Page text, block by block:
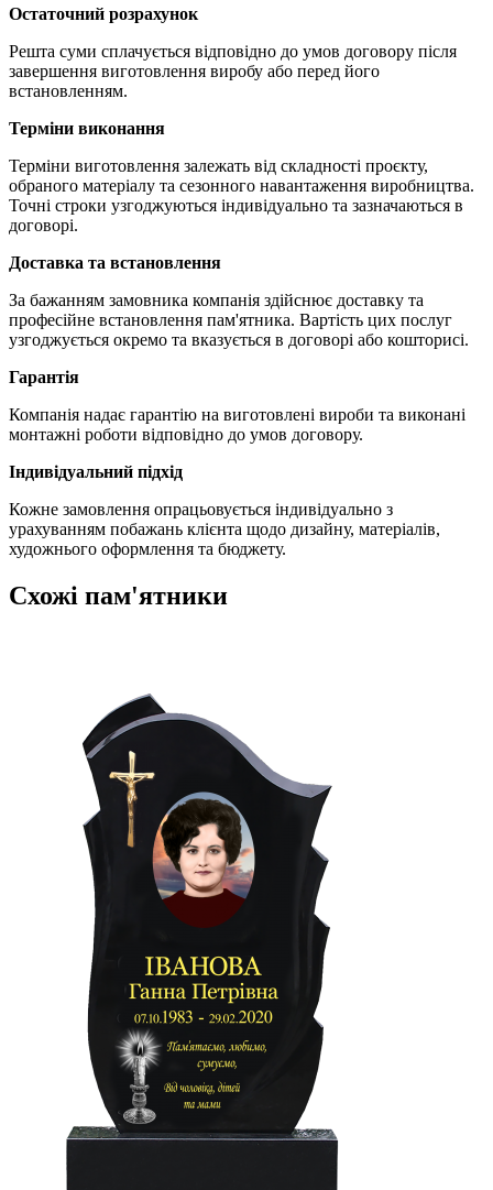
Остаточний розрахунок
Решта суми сплачується відповідно до умов договору після
завершення виготовлення виробу або перед його
встановленням.
Терміни виконання
Терміни виготовлення залежать від складності проєкту,
обраного матеріалу та сезонного навантаження виробництва.
Точні строки узгоджуються індивідуально та зазначаються в
договорі.
Доставка та встановлення
За бажанням замовника компанія здійснює доставку та
професійне встановлення пам'ятника. Вартість цих послуг
узгоджується окремо та вказується в договорі або кошторисі.
Гарантія
Компанія надає гарантію на виготовлені вироби та виконані
монтажні роботи відповідно до умов договору.
Індивідуальний підхід
Кожне замовлення опрацьовується індивідуально з
урахуванням побажань клієнта щодо дизайну, матеріалів,
художнього оформлення та бюджету.
Схожі пам'ятники